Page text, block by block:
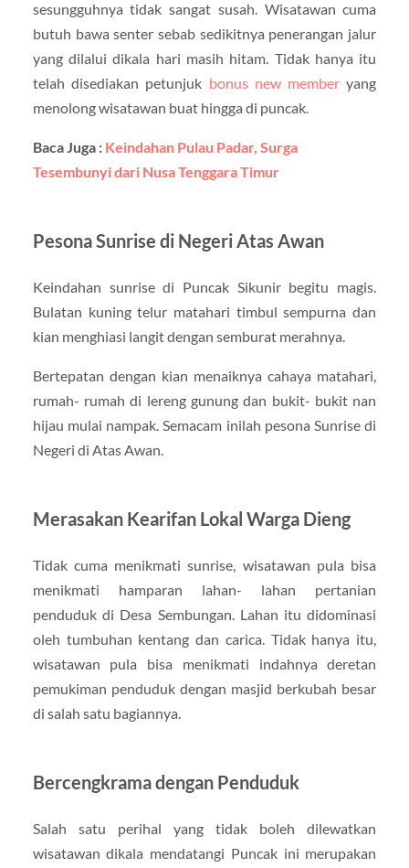
sesungguhnya tidak sangat susah. Wisatawan cuma
butuh bawa senter sebab sedikitnya penerangan jalur
yang dilalui dikala hari masih hitam. Tidak hanya itu
telah disediakan petunjuk bonus new memberyang
menolong wisatawan buat hingga di puncak.
Baca Juga : Keindahan Pulau Padar, Surga
Tesembunyi dari Nusa Tenggara Timur
Pesona Sunrise di Negeri Atas Awan
Keindahan sunrise di Puncak Sikunir begitu magis.
Bulatan kuning telur matahari timbul sempurna dan
kian menghiasi langit dengan semburat merahnya.
Bertepatan dengan kian menaiknya cahaya matahari,
rumah- rumah di lereng gunung dan bukit- bukit nan
hijau mulai nampak. Semacam inilah pesona Sunrise di
Negeri di Atas Awan.
Merasakan Kearifan Lokal Warga Dieng
Tidak cuma menikmati sunrise, wisatawan pula bisa
menikmati hamparan lahan- lahan pertanian
penduduk di Desa Sembungan. Lahan itu didominasi
oleh tumbuhan kentang dan carica. Tidak hanya itu,
wisatawan pula bisa menikmati indahnya deretan
pemukiman penduduk dengan masjid berkubah besar
di salah satu bagiannya.
Bercengkrama dengan Penduduk
Salah satu perihal yang tidak boleh dilewatkan
wisatawan dikala mendatangi Puncak ini merupakan